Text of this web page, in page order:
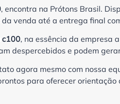
, encontra na Prótons Brasil.
venda até a entrega final
c100, na essência da empresa
despercebidos e podem
agora mesmo com nossa
para oferecer